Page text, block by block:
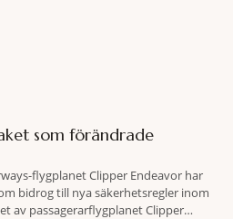
som förändrade
flygplanet Clipper Endeavor har
bidrog till nya säkerhetsregler inom
av passagerarflygplanet Clipper